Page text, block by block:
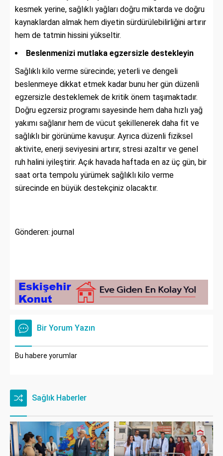
kesmek yerine, sağlıklı yağları doğru miktarda ve doğru
kaynaklardan almak hem diyetin sürdürülebilirliğini artırır
hem de tatmin hissini yükseltir.
Beslenmenizi mutlaka egzersizle destekleyin
Sağlıklı kilo verme sürecinde; yeterli ve dengeli
beslenmeye dikkat etmek kadar bunu her gün düzenli
egzersizle desteklemek de kritik önem taşımaktadır.
Doğru egzersiz programı sayesinde hem daha hızlı yağ
yakımı sağlanır hem de vücut şekillenerek daha fit ve
sağlıklı bir görünüme kavuşur. Ayrıca düzenli fiziksel
aktivite, enerji seviyesini artırır, stresi azaltır ve genel
ruh halini iyileştirir. Açık havada haftada en az üç gün, bir
saat orta tempolu yürümek sağlıklı kilo verme
sürecinde en büyük destekçiniz olacaktır.
Gönderen: journal
Bir Yorum Yazın
Bu habere yorumlar
Sağlık Haberler